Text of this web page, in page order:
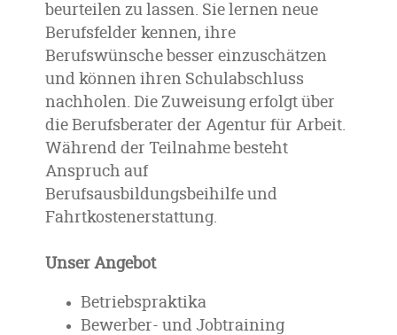
beurteilen zu lassen. Sie lernen neue
Berufsfelder kennen, ihre
Berufswünsche besser einzuschätzen
und können ihren Schulabschluss
nachholen. Die Zuweisung erfolgt über
die Berufsberater der Agentur für Arbeit.
Während der Teilnahme besteht
Anspruch auf
Berufsausbildungsbeihilfe und
Fahrtkostenerstattung.
Unser Angebot
Betriebspraktika
Bewerber- und Jobtraining